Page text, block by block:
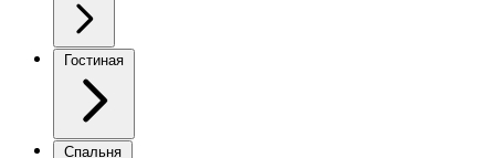
Гостиная
Спальня